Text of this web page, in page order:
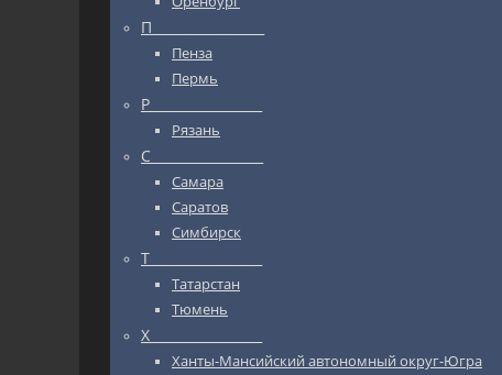
П_________________
Пенза
Пермь
Р_________________
Рязань
С_________________
Самара
Саратов
Симбирск
Т_________________
Татарстан
Тюмень
Х_________________
Ханты-Мансийский автономный округ-Югра